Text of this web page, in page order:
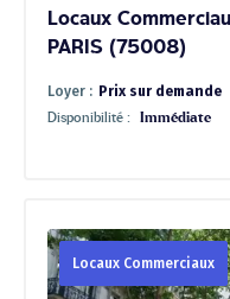
Locaux
PARIS (75008)
Loyer : Prix sur demande
Disponibilité : Immédiate
Locaux Commerciaux